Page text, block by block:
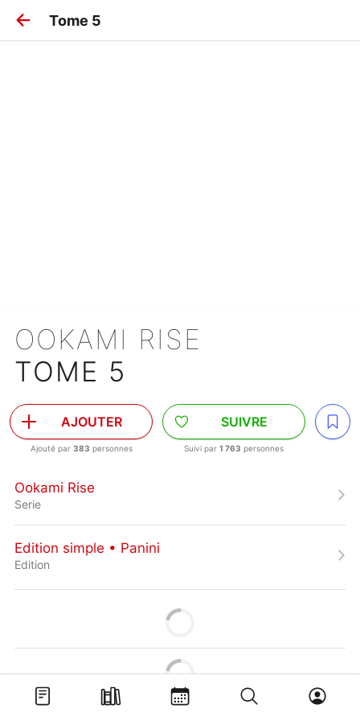
Tome 5
OOKAMI RISE
TOME 5
AJOUTER
Ajouté par 383 personnes
SUIVRE
Suivi par 1 763 personnes
Ookami Rise
Serie
Edition simple • Panini
Edition